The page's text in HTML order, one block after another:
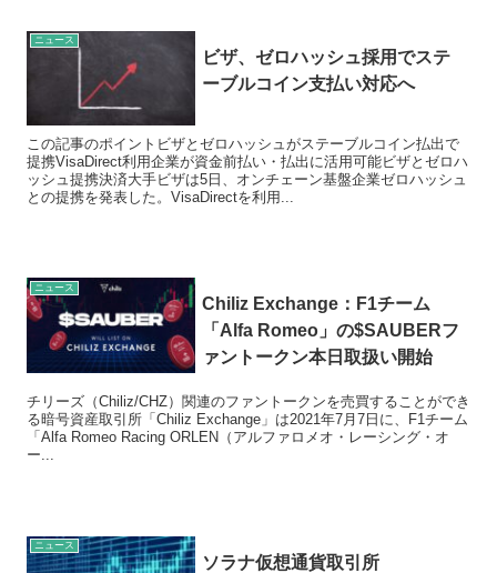
ニュース
ビザ、ゼロハッシュ採用でステ
ーブルコイン支払い対応へ
この記事のポイントビザとゼロハッシュがステーブルコイン払出で
提携VisaDirect利用企業が資金前払い・払出に活用可能ビザとゼロハ
ッシュ提携決済大手ビザは5日、オンチェーン基盤企業ゼロハッシュ
との提携を発表した。VisaDirectを利用...
ニュース
Chiliz Exchange：F1チーム
「Alfa Romeo」の$SAUBERフ
ァントークン本日取扱い開始
チリーズ（Chiliz/CHZ）関連のファントークンを売買することができ
る暗号資産取引所「Chiliz Exchange」は2021年7月7日に、F1チーム
「Alfa Romeo Racing ORLEN（アルファロメオ・レーシング・オ
ー...
ニュース
ソラナ仮想通貨取引所